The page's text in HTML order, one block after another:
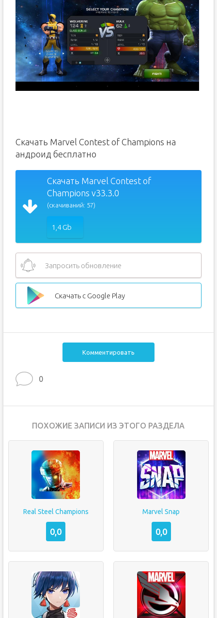
Скачать Marvel Contest of Champions на
андроид бесплатно
Скачать Marvel Contest of
Champions v33.3.0
(скачиваний: 57)
1,4 Gb
Запросить обновление
Скачать с Google Play
Комментировать
0
ПОХОЖИЕ ЗАПИСИ ИЗ ЭТОГО РАЗДЕЛА
Real Steel Champions
0,0
Marvel Snap
0,0